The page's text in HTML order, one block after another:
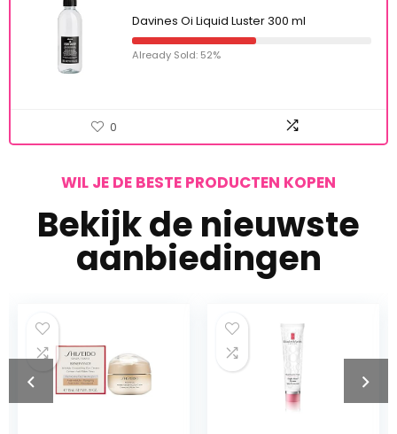
Davines Oi Liquid Luster 300 ml
Already Sold: 52%
0
WIL JE DE BESTE PRODUCTEN KOPEN
Bekijk de nieuwste
aanbiedingen